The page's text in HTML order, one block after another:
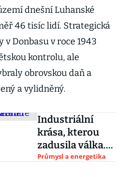
dnešní Luhanské
46 tisíc lidí. Strategická
Donbasu v roce 1943
kontrolu, ale
obrovskou daň a
a vylidněný.
Industriální
krása, kterou
zadusila válka.
Nahlédněte do
Průmysl a energetika